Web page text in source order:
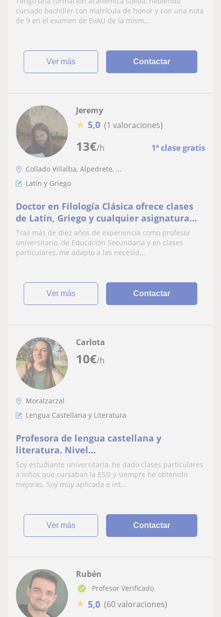
cursado bachiller con matrícula de honor y con una nota
de 9 en el examen de EvAU de la mism...
ver más Contactar
13€/h 1ª clase gratis
Jeremy
★ 5,0 (1 valoraciones)
Collado Villalba, Alpedrete, ...
Latín y Griego
Doctor en Filología Clásica ofrece clases
de Latín, Griego y cualquier asignatura
humanística para ESO, Bachillerato y
Universidad
Tras más de diez años de experiencia como profesor
universitario, de Educación Secundaria y en clases
particulares, me adapto a las necesid...
ver más Contactar
10€/h
Carlota
Moralzarzal
Lengua Castellana y Literatura
Profesora de lengua castellana y
literatura. Nivel
primaria/ESO/bachillerato.
Soy estudiante universitaria, he dado clases particulares
a niños que cursaban la ESO y siempre he obtenido
mejoras. Soy muy aplicada e int...
ver más Contactar
Rubén
Profesor Verificado
★ 5,0 (60 valoraciones)